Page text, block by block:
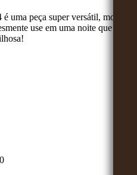
uma peça super versátil, monte
use em uma noite que